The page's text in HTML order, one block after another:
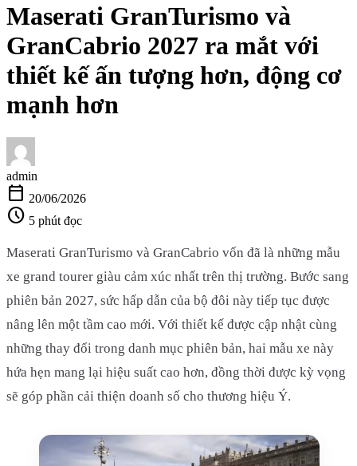
Maserati GranTurismo và
GranCabrio 2027 ra mắt với
thiết kế ấn tượng hơn, động cơ
mạnh hơn
admin
calendar_today 20/06/2026
schedule 5 phút đọc
Maserati GranTurismo và GranCabrio vốn đã là những mẫu
xe grand tourer giàu cảm xúc nhất trên thị trường. Bước sang
phiên bản 2027, sức hấp dẫn của bộ đôi này tiếp tục được
nâng lên một tầm cao mới. Với thiết kế được cập nhật cùng
những thay đổi trong danh mục phiên bản, hai mẫu xe này
hứa hẹn mang lại hiệu suất cao hơn, đồng thời được kỳ vọng
sẽ góp phần cải thiện doanh số cho thương hiệu Ý.